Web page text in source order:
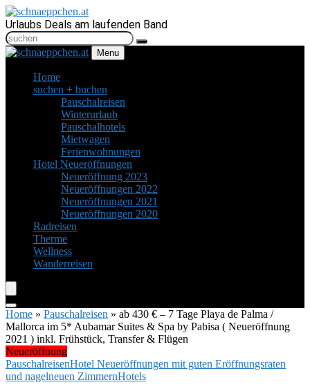
Urlaubs Deals am laufenden Band
Menu
Home
suchen + buchen
Pauschalreisen
Winterurlaub
Pauschalhotels
Mietwagen
Ferienwohnungen
Hotel Neueröffnungen
Neueröffnung 2023
Neueröffnungen 2022
Neueröffnungen 2021
Neueröffnungen 2020
Radreisen
Therme
Wellness
Wanderreisen
Home » Pauschalreisen » ab 430 € – 7 Tage Playa de Palma /
Mallorca im 5* Aubamar Suites & Spa by Pabisa ( Neueröffnung
2021 ) inkl. Frühstück, Transfer & Flügen
Neueröffnung
PauschalreisenHotel Neueröffnungen mit guten Eröffnungsraten
und nagelneuen ZimmernHotels